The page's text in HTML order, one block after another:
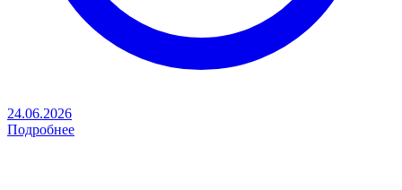
24.06.2026
Подробнее